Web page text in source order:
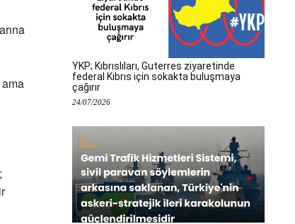
YKP; Kıbrıslıları, Guterres ziyaretinde
federal Kıbrıs için sokakta buluşmaya
çağırır
24/07/2026